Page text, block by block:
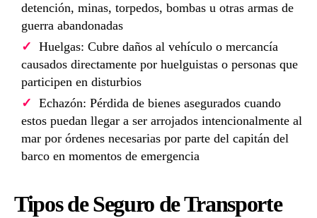
detención, minas, torpedos, bombas u otras armas de
guerra abandonadas
Huelgas: Cubre daños al vehículo o mercancía
causados directamente por huelguistas o personas que
participen en disturbios
Echazón: Pérdida de bienes asegurados cuando
estos puedan llegar a ser arrojados intencionalmente al
mar por órdenes necesarias por parte del capitán del
barco en momentos de emergencia
Tipos de Seguro de Transporte